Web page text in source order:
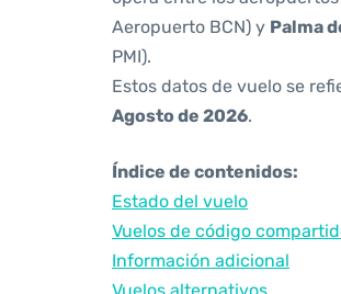
Aeropuerto BCN) y Palma
PMI).
Estos datos de vuelo se
Agosto de 2026.
Índice de contenidos:
Estado del vuelo
Vuelos de código
Información adicional